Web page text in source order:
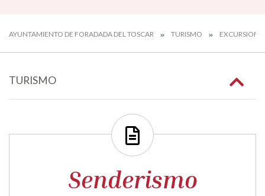
AYUNTAMIENTO DE FORADADA DEL TOSCAR TURISMO
TURISMO
Senderismo